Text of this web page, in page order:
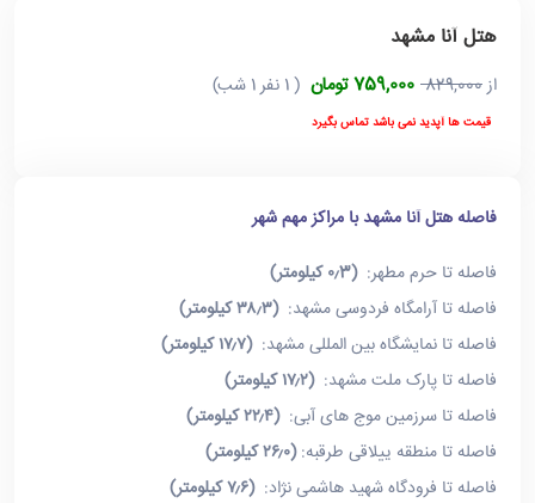
هتل آنا مشهد
از829,000 759,000 تومان ( 1 نفر 1 شب)
قیمت ها آپدید نمی باشد تماس بگیرد
فاصله هتل آنا مشهد با مراکز مهم شهر
فاصله تا حرم مطهر:(۰٫3 کیلومتر)
فاصله تا آرامگاه فردوسی مشهد:(۳۸٫۳ کیلومتر)
فاصله تا نمایشگاه بین المللی مشهد:(۱۷٫۷ کیلومتر)
فاصله تا پارک ملت مشهد:(۱۷٫۲ کیلومتر)
فاصله تا سرزمین موج های آبی:(۲۲٫۴ کیلومتر)
فاصله تا منطقه ییلاقی طرقبه:(۲۶٫۰ کیلومتر)
فاصله تا فرودگاه شهید هاشمی نژاد:(۷٫۶ کیلومتر)